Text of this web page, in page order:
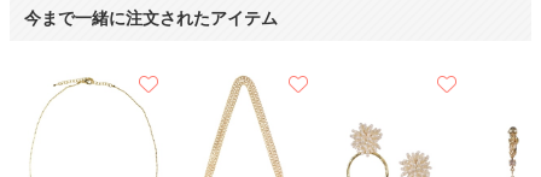
今まで一緒に注文されたアイテム